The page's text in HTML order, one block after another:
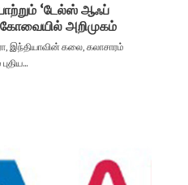
‘டேல்ஸ் ஆஃப்
அறிமுகம்
இந்தியாவின் கலை, கலாசாரம்